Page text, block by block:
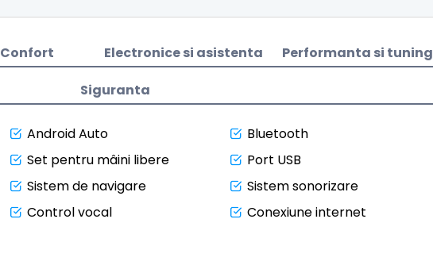
Confort Electronice si asistenta Performanta si tuning
Siguranta
Android Auto
Bluetooth
Set pentru mâini libere
Port USB
Sistem de navigare
Sistem sonorizare
Control vocal Conexiune internet